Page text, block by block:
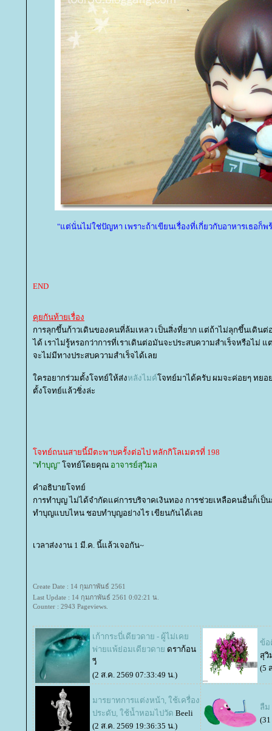
"แต่นั่นไม่ใช่ปัญหา เพราะถ้าเขียนเรื่องที่เกี่ยวกับอาหารเธอก็
END
คุยกันท้ายเรื่อง
การลุกขึ้นก้าวเดินของคนที่ล้มเหลว เป็นสิ่งที่ยาก แต่ถ้าไม่ลุกขึ้นเดินต่
ได้ เราไม่รู้หรอกว่าการที่เราเดินต่อมันจะประสบความสำเร็จหรือไม่ แ
จะไม่มีทางประสบความสำเร็จได้เล
ครอยากร่วมตั้งโจทย์ให้ส่งหลังไมค์จทย์มาได้ครับ ผมจะค่อยๆ ทยอ
ตั้งโจทย์แล้วชิ่งล่ะ
จทย์ถนนสายนี้มีตะพาบครั้งต่อไป หลักกิโลเมตรที่ 198
"ทำบุญ" จทย์โดยคุณ อาจารย์สุวิมล
คำอธิบายโจทย์
การทำบุญ ไม่ได้จำกัดแค่การบริจาคเงินทอง การช่วยเหลือคนอื่นก็เ
ทำบุญแบบไหน ชอบทำบุญอย่างไร เขียนกันได้เล
เวลาส่งงาน 1 มี.ค. นี้แล้วเจอกัน~
Create Date : 14 กุมภาพันธ์ 2561
Last Update : 14 กุมภาพันธ์ 2561 0:02:21 น.
Counter : 2943 Pageviews.
เก้ากระบี่เดียวดาย - ผู้ไม่เค
พ่ายแพ้ย่อมเดียวดา ดราก้อน
วี
(2 ส.ค. 2569 07:33:49 น.)
ข้อ
สุวิ
(5
มารยาทการแต่งหน้า, ใช้เครื่อง
ประดับ, ใช้น้ำหอมไปวัด Beeli
(2 ส.ค. 2569 19:36:35 น.)
ลืม